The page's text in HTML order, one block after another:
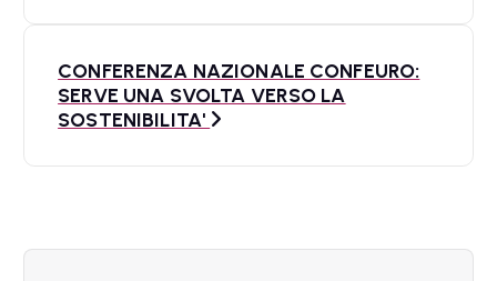
CONFERENZA NAZIONALE CONFEURO:
SERVE UNA SVOLTA VERSO LA
SOSTENIBILITA'